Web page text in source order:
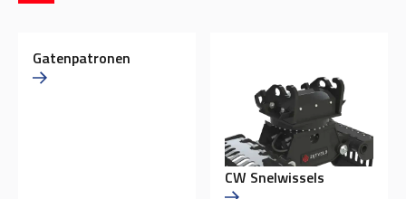
Gatenpatronen
CW Snelwissels